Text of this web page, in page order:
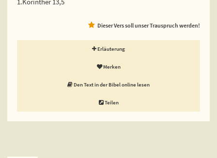
Dieser Vers soll unser Trauspruch werden!
Erläuterung
Merken
Den Text in der Bibel online lesen
Teilen